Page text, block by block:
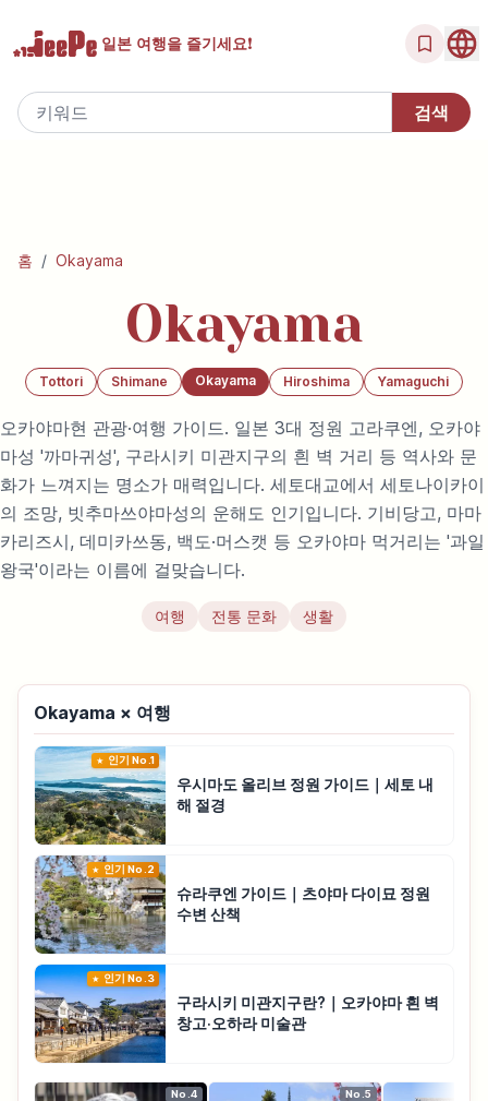
일본 여행을 즐기세요!
홈 / Okayama
Okayama
Tottori Shimane Okayama Hiroshima Yamaguchi
오카야마현 관광·여행 가이드. 일본 3대 정원 고라쿠엔, 오카야
마성 '까마귀성', 구라시키 미관지구의 흰 벽 거리 등 역사와 문
화가 느껴지는 명소가 매력입니다. 세토대교에서 세토나이카이
의 조망, 빗추마쓰야마성의 운해도 인기입니다. 기비당고, 마마
카리즈시, 데미카쓰동, 백도·머스캣 등 오카야마 먹거리는 '과일
왕국'이라는 이름에 걸맞습니다.
여행 전통 문화 생활
Okayama × 여행
인기 No.1
우시마도 올리브 정원 가이드｜세토 내
해 절경
인기 No.2
슈라쿠엔 가이드｜츠야마 다이묘 정원
수변 산책
인기 No.3
구라시키 미관지구란?｜오카야마 흰 벽
창고·오하라 미술관
No.4 No.5